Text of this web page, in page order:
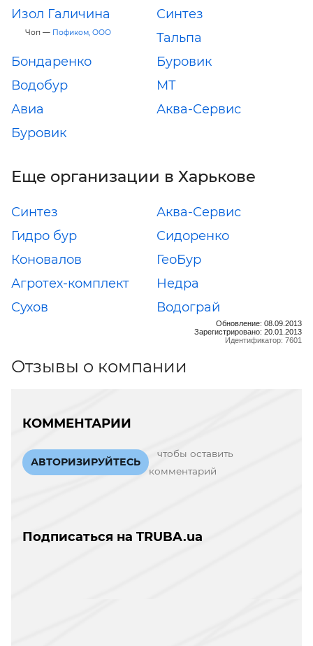
Изол Галичина
Чоп — Пофиком, ООО
Синтез
Тальпа
Бондаренко
Буровик
Водобур
МТ
Авиа
Аква-Сервис
Буровик
Еще организации в Харькове
Синтез
Аква-Сервис
Гидро бур
Сидоренко
Коновалов
ГеоБур
Агротех-комплект
Недра
Сухов
Водограй
Обновление: 08.09.2013
Зарегистрировано: 20.01.2013
Идентификатор: 7601
Отзывы о компании
КОММЕНТАРИИ
АВТОРИЗИРУЙТЕСЬ
чтобы оставить
комментарий
Подписаться на TRUBA.ua